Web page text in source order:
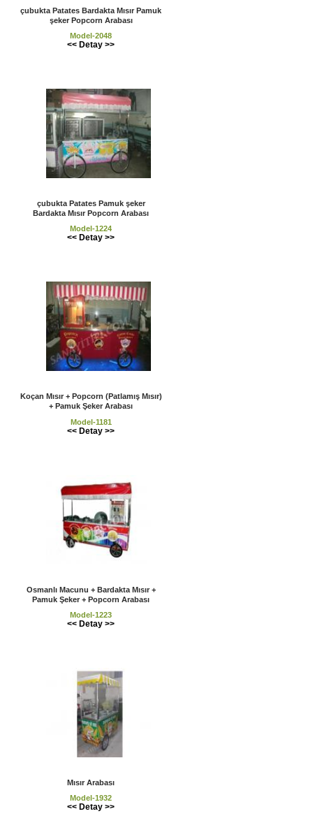
çubukta Patates Bardakta Mısır Pamuk
şeker Popcorn Arabası
Model-2048
<< Detay >>
çubukta Patates Pamuk şeker
Bardakta Mısır Popcorn Arabası
Model-1224
<< Detay >>
Koçan Mısır + Popcorn (Patlamış Mısır)
+ Pamuk Şeker Arabası
Model-1181
<< Detay >>
Osmanlı Macunu + Bardakta Mısır +
Pamuk Şeker + Popcorn Arabası
Model-1223
<< Detay >>
Mısır Arabası
Model-1932
<< Detay >>